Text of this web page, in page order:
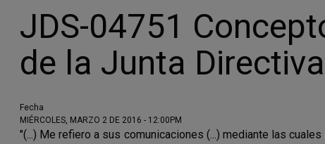
JDS-04751
de la Junta Directiva
Fecha
MIÉRCOLES, MARZO 2 DE 2016 - 12:00PM
"(...) Me refiero a sus comunicaciones (...) mediante las